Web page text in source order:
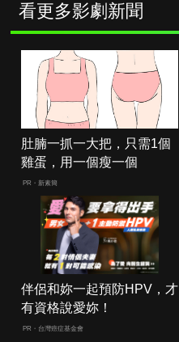
看更多影劇新聞
肚腩一抓一大把，只需1個
雞蛋，用一個瘦一個
PR・新素簡
伴侶和妳一起預防HPV，才
有資格說愛妳！
PR・台灣癌症基金會